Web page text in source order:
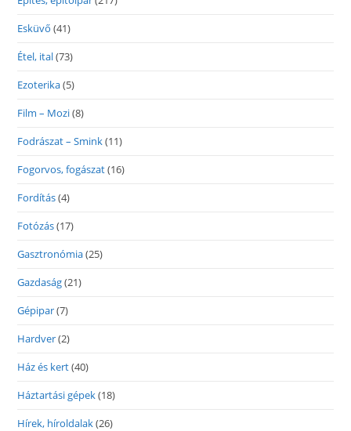
Esküvő (41)
Étel, ital(73)
Ezoterika(5)
Film – Mozi(8)
Fodrászat – Smink(11)
Fogorvos, fogászat(16)
Fordítás(4)
Fotózás(17)
Gasztronómia(25)
Gazdaság(21)
Gépipar(7)
Hardver(2)
Ház és kert(40)
Háztartási gépek(18)
Hírek, híroldalak(26)